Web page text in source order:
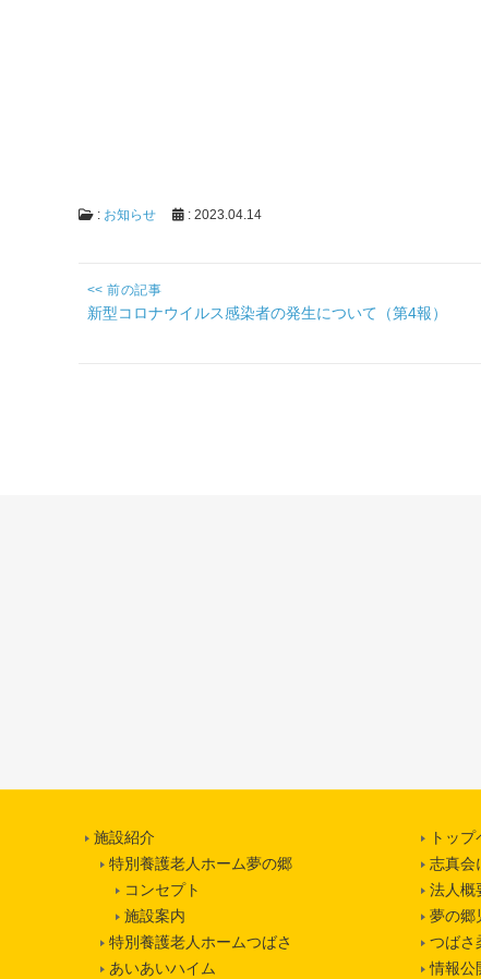
: お知らせ : 2023.04.14
投
稿
<< 前の記事
Previous
新型コロナウイルス感染者の発生について（第4報）
施設紹介
特別養護老人ホーム夢の郷
コンセプト
施設案内
特別養護老人ホームつばさ
あいあいハイム
トッ
志真会
法人概
夢の郷
つばさ
情報公